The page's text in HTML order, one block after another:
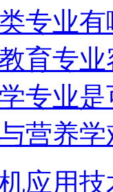
专业
育专
专业
营养
应用